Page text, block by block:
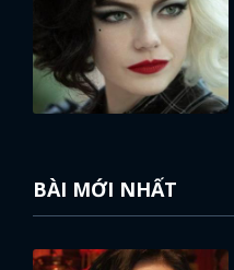
FACEBOOK
BÀI MỚI NHẤT